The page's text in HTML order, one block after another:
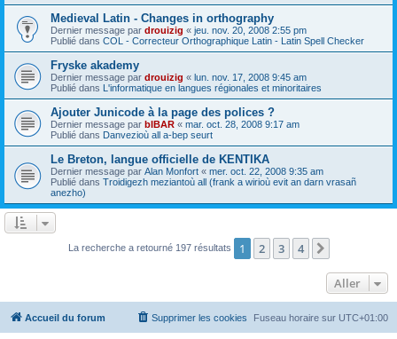
Medieval Latin - Changes in orthography
Dernier message par drouizig « jeu. nov. 20, 2008 2:55 pm
Publié dans COL - Correcteur Orthographique Latin - Latin Spell Checker
Fryske akademy
Dernier message par drouizig « lun. nov. 17, 2008 9:45 am
Publié dans L'informatique en langues régionales et minoritaires
Ajouter Junicode à la page des polices ?
Dernier message par bIBAR « mar. oct. 28, 2008 9:17 am
Publié dans Danvezioù all a-bep seurt
Le Breton, langue officielle de KENTIKA
Dernier message par Alan Monfort « mer. oct. 22, 2008 9:35 am
Publié dans Troidigezh meziantoù all (frank a wirioù evit an darn vrasañ
anezho)
La recherche a retourné 197 résultats 1 2 3 4
Aller
Accueil du forum Fuseau horaire sur UTC+01:00
Supprimer les cookies